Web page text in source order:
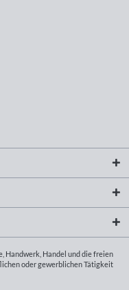
Handwerk, Handel und die freien
oder gewerblichen Tätigkeit